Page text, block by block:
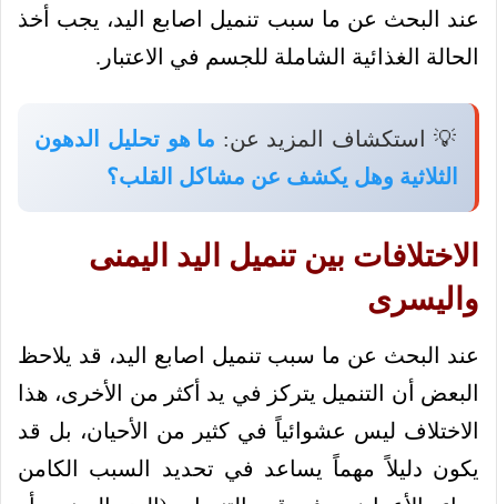
عند البحث عن ما سبب تنميل اصابع اليد، يجب أخذ
الحالة الغذائية الشاملة للجسم في الاعتبار.
💡 استكشاف المزيد عن: ما هو تحليل الدهون
الثلاثية وهل يكشف عن مشاكل القلب؟
الاختلافات بين تنميل اليد اليمنى
واليسرى
عند البحث عن ما سبب تنميل اصابع اليد، قد يلاحظ
البعض أن التنميل يتركز في يد أكثر من الأخرى، هذا
الاختلاف ليس عشوائياً في كثير من الأحيان، بل قد
يكون دليلاً مهماً يساعد في تحديد السبب الكامن